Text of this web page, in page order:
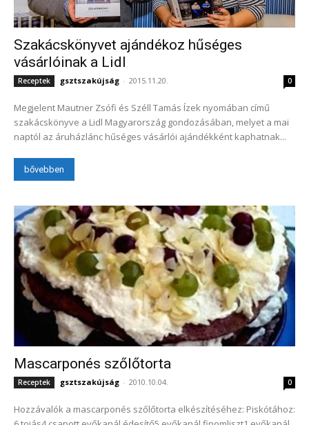
Szakácskönyvet ajándékoz hűséges
vásárlóinak a Lidl
Receptek gsztszakújság - 2015.11.20. 0
Megjelent Mautner Zsófi és Széll Tamás Ízek nyomában című
szakácskönyve a Lidl Magyarország gondozásában, melyet a mai
naptól az áruházlánc hűséges vásárlói ajándékként kaphatnak...
bővebben
Mascarponés szőlőtorta
Receptek gsztszakújság - 2010.10.04. 0
Hozzávalók a mascarponés szőlőtorta elkészítéséhez: Piskótához: